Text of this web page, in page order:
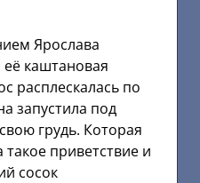
Ярослава
её каштановая
расплескалась по
запустила под
грудь. Которая
такое приветствие и
сосок